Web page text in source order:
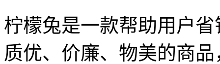
柠檬兔是一款帮助用户
质优、价廉、物美的商